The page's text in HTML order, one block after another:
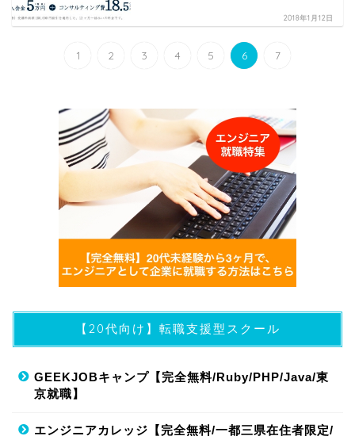
2018年1月12日
1 2 3 4 5 6 7
【20代向け】転職支援型スクール
GEEKJOBキャンプ【完全無料/Ruby/PHP/Java/東
京就職】
エンジニアカレッジ【完全無料/一都三県在住者限定/